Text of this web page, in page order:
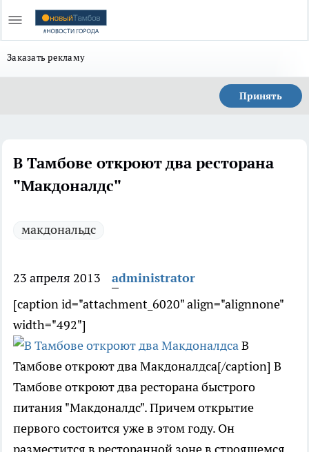
Заказать рекламу
Принять
В Тамбове откроют два ресторана
"Макдоналдс"
макдональдс
23 апреля 2013
administrator
[caption id="attachment_6020" align="alignnone"
width="492"]
В
Тамбове откроют два Макдоналдса[/caption] В
Тамбове откроют два ресторана быстрого
питания "Макдоналдс". Причем открытие
первого состоится уже в этом году. Он